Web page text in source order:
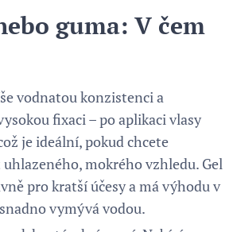
guma: V čem
vodnatou konzistenci a
fixaci – po aplikaci vlasy
je ideální, pokud chcete
mokrého vzhledu. Gel
pro kratší účesy a má výhodu v
vymývá vodou.